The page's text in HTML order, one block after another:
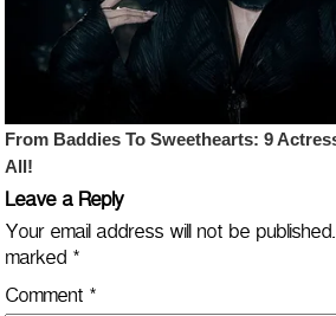
Leave a Reply
Your email address will not be published.
marked *
Comment *